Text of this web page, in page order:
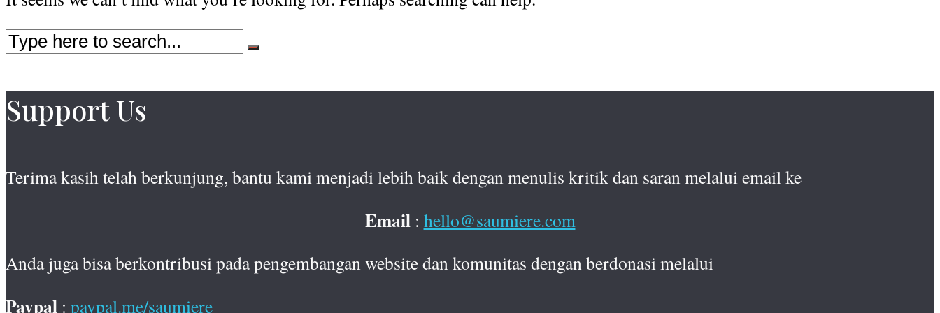
Support Us
Terima kasih telah berkunjung, bantu kami menjadi lebih baik dengan menulis kritik dan saran melalui email ke
Email : hello@saumiere.com
Anda juga bisa berkontribusi pada pengembangan website dan komunitas dengan berdonasi melalui
Paypal : paypal.me/saumiere